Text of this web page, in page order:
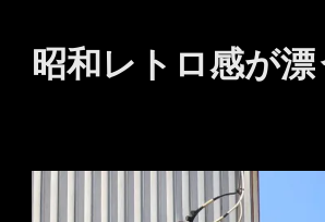
昭和レトロ感が